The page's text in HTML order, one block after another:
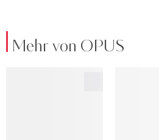
Mehr von OPUS